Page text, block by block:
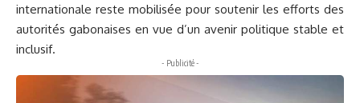
internationale reste mobilisée pour soutenir les efforts des
autorités gabonaises en vue d’un avenir politique stable et
inclusif.
- Publicité -